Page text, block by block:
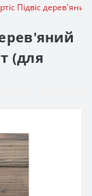
Підвіс
(для